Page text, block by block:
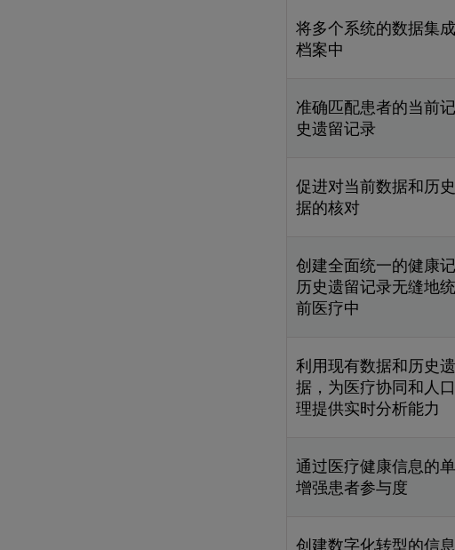
将多个系统的数据集
档案中
准确匹配患者的当前
史遗留记录
促进对当前数据和历
据的核对
创建全面统一的健康
历史遗留记录无缝地
前医疗中
利用现有数据和历史
据，为医疗协同和人
理提供实时分析能力
通过医疗健康信息的
增强患者参与度
创建数字化转型的信